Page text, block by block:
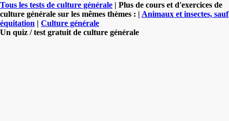
Tous les tests de culture générale | Plus de cours et d'exercices de
culture générale sur les mêmes thèmes : | Animaux et insectes, sauf
équitation | Culture générale
Un quiz / test gratuit de culture générale